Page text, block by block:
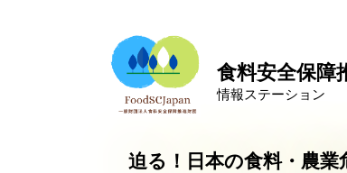
食料安全保障
情報ステーション
迫る！日本の食料・農